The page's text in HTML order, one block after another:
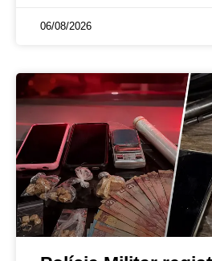
06/08/2026